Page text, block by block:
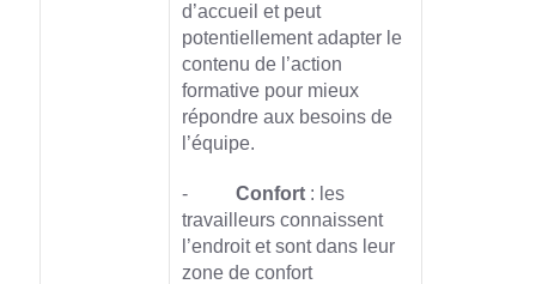
d’accueil et peut
potentiellement adapter le
contenu de l’action
formative pour mieux
répondre aux besoins de
l’équipe.
- Confort: les
travailleurs connaissent
l’endroit et sont dans leur
zone de confort